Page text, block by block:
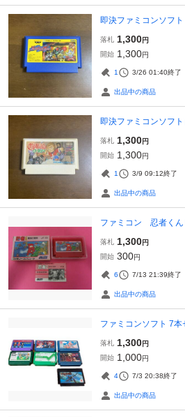
即決ファミコンソフ
落札 1,300円
開始 1,300円
1 3/26 01:40終了
出品中の商品
即決ファミコンソフ
落札 1,300円
開始 1,300円
1 3/9 09:12終了
出品中の商品
ファミコン 忍者く
落札 1,300円
開始 300円
6 7/13 21:39終了
出品中の商品
ファミコンソフト 7
落札 1,300円
開始 1,000円
4 7/3 20:38終了
出品中の商品